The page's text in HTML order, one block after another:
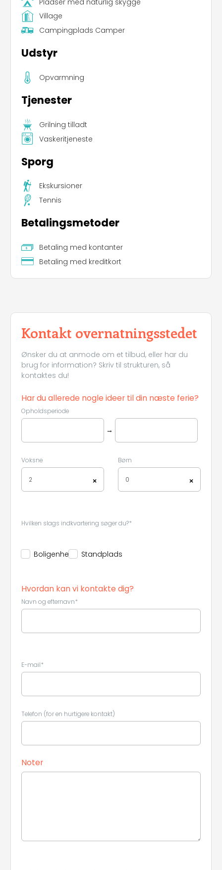
Village
Campingplads Camper
Udstyr
Opvarmning
Tjenester
Grilning tilladt
Vaskeritjeneste
Sporg
Ekskursioner
Tennis
Betalingsmetoder
Betaling med kontanter
Betaling med kreditkort
Kontakt overnatningsstedet
Ønsker du at anmode om et tilbud, eller har du
brug for information? Skriv til strukturen, så
kontaktes du!
Har du allerede nogle ideer til din næste ferie?
Opholdsperiode
→
Voksne
×
2
Børn
×
0
Hvilken slags indkvartering søger du?*
Boligenhed Standplads
Hvordan kan vi kontakte dig?
Navn og efternavn*
E-mail*
Telefon (for en hurtigere kontakt)
Noter
Leaflet |©Koobcamp S.r.l.